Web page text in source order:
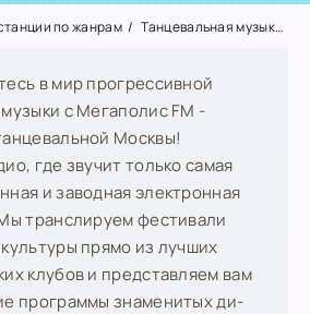
по жанрам Танцевальная музыка
в мир прогрессивной
с Мегаполис FM -
Москвы!
где звучит только самая
и заводная электронная
транслируем фестивали
прямо из лучших
клубов и представляем вам
программы знаменитых ди-